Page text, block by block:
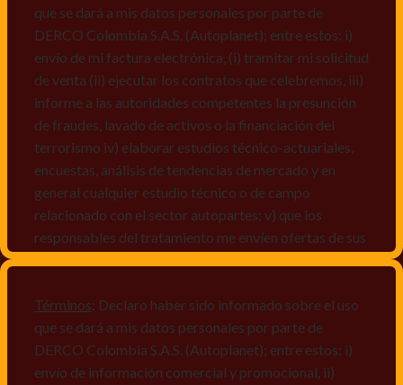
que se dará a mis datos personales por parte de
DERCO Colombia S.A.S. (Autoplanet); entre estos: i)
envío de mi factura electrónica, (i) tramitar mi solicitud
de venta (ii) ejecutar los contratos que celebremos, iii)
informe a las autoridades competentes la presunción
de fraudes, lavado de activos o la financiación del
terrorismo iv) elaborar estudios técnico-actuariales,
encuestas, análisis de tendencias de mercado y en
general cualquier estudio técnico o de campo
relacionado con el sector autopartes; v) que los
responsables del tratamiento me envíen ofertas de sus
mismos, vi) crear bases de datos de acuerdo a las
características y perfiles de los titulares de Datos
Personales, v) encuestas de satisfacción, vi) reportes
recall.
Términos: Declaro haber sido informado sobre el uso
que se dará a mis datos personales por parte de
DERCO Colombia S.A.S. (Autoplanet); entre estos: i)
envío de información comercial y promocional, ii)